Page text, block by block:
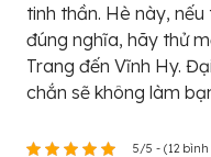
tinh thần. Hè này,
đúng nghĩa, hãy thử
Trang đến Vĩnh Hy.
chắn sẽ không làm
5/5 - (12